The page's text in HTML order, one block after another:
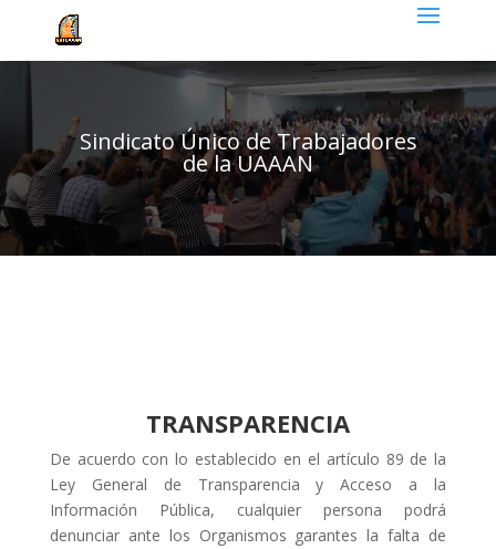
Sindicato Único de Trabajadores
de la UAAAN
TRANSPARENCIA
De acuerdo con lo establecido en el artículo 89 de la
Ley General de Transparencia y Acceso a la
Información Pública, cualquier persona podrá
denunciar ante los Organismos garantes la falta de